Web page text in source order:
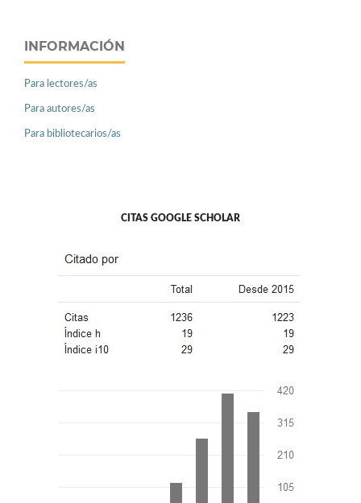
INFORMACIÓN
Para lectores/as
Para autores/as
Para bibliotecarios/as
CITAS GOOGLE SCHOLAR